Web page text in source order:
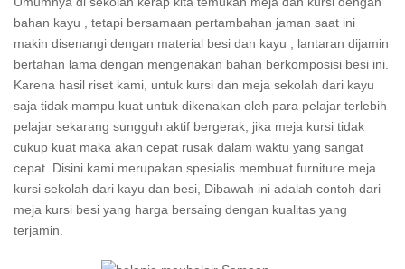
bahan kayu , tetapi bersamaan pertambahan jaman saat ini
makin disenangi dengan material besi dan kayu , lantaran dijamin
bertahan lama dengan mengenakan bahan berkomposisi besi ini.
Karena hasil riset kami, untuk kursi dan meja sekolah dari kayu
saja tidak mampu kuat untuk dikenakan oleh para pelajar terlebih
pelajar sekarang sungguh aktif bergerak, jika meja kursi tidak
cukup kuat maka akan cepat rusak dalam waktu yang sangat
cepat. Disini kami merupakan spesialis membuat furniture meja
kursi sekolah dari kayu dan besi, Dibawah ini adalah contoh dari
meja kursi besi yang harga bersaing dengan kualitas yang
terjamin.